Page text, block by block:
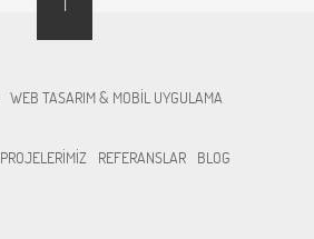
WEB TASARIM & MOBİL UYGULAMA
PROJELERİMİZ REFERANSLAR BLOG